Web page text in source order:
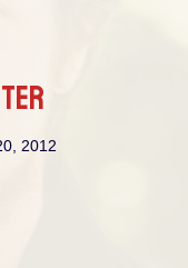
2012